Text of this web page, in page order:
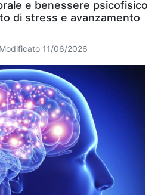
e benessere psicofisico
di stress e avanzamento
Modificato 11/06/2026